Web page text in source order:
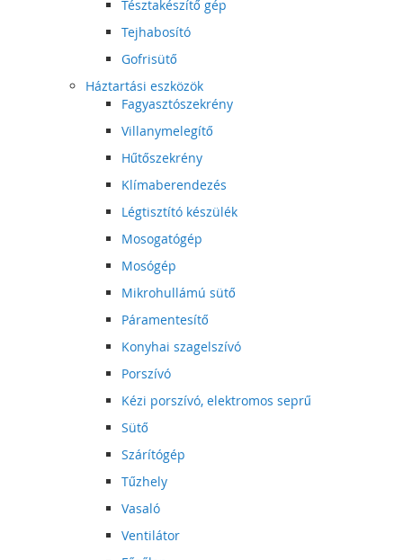
Tésztakészítő gép
Tejhabosító
Gofrisütő
Háztartási eszközök
Fagyasztószekrény
Villanymelegítő
Hűtőszekrény
Klímaberendezés
Légtisztító készülék
Mosogatógép
Mosógép
Mikrohullámú sütő
Páramentesítő
Konyhai szagelszívó
Porszívó
Kézi porszívó, elektromos seprű
Sütő
Szárítógép
Tűzhely
Vasaló
Ventilátor